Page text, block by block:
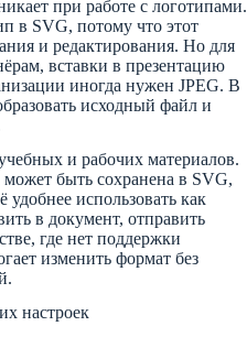
при работе с логотипами.
в SVG, потому что этот
и редактирования. Но для
вставки в презентацию
иногда нужен JPEG. В
исходный файл и
и рабочих материалов.
быть сохранена в SVG,
удобнее использовать как
в документ, отправить
где нет поддержки
изменить формат без
настроек